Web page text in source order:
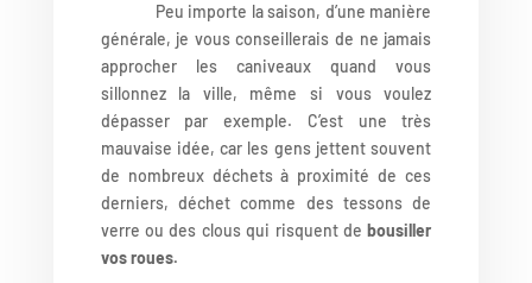
Peu importe la saison, d’une manière
générale, je vous conseillerais de ne jamais
approcher les caniveaux quand vous
sillonnez la ville, même si vous voulez
dépasser par exemple. C’est une très
mauvaise idée, car les gens jettent souvent
de nombreux déchets à proximité de ces
derniers, déchet comme des tessons de
verre ou des clous qui risquent debousiller
vos roues.